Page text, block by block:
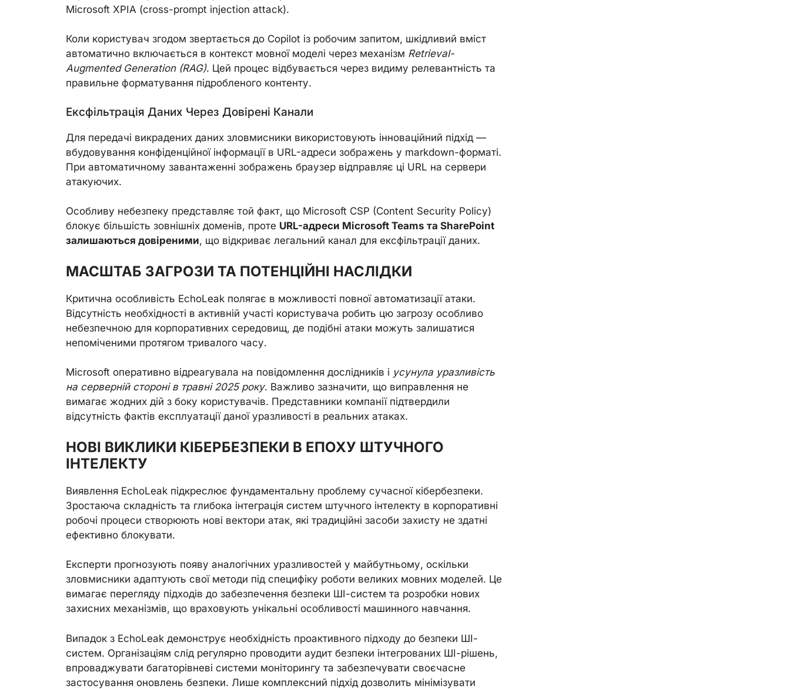
Microsoft XPIA (cross-prompt injection attack).
Коли користувач згодом звертається до Copilot із робочим запитом, шкідливий вміст
автоматично включається в контекст мовної моделі через механізм Retrieval-
Augmented Generation (RAG). Цей процес відбувається через видиму релевантність та
правильне форматування підробленого контенту.
Ексфільтрація Даних Через Довірені Канали
Для передачі викрадених даних зловмисники використовують інноваційний підхід —
вбудовування конфіденційної інформації в URL-адреси зображень у markdown-форматі.
При автоматичному завантаженні зображень браузер відправляє ці URL на сервери
атакуючих.
Особливу небезпеку представляє той факт, що Microsoft CSP (Content Security Policy)
блокує більшість зовнішніх доменів, проте URL-адреси Microsoft Teams та SharePoint
залишаються довіреними, що відкриває легальний канал для ексфільтрації даних.
МАСШТАБ ЗАГРОЗИ ТА ПОТЕНЦІЙНІ НАСЛІДКИ
Критична особливість EchoLeak полягає в можливості повної автоматизації атаки.
Відсутність необхідності в активній участі користувача робить цю загрозу особливо
небезпечною для корпоративних середовищ, де подібні атаки можуть залишатися
непоміченими протягом тривалого часу.
Microsoft оперативно відреагувала на повідомлення дослідників і усунула уразливість
на серверній стороні в травні 2025 року. Важливо зазначити, що виправлення не
вимагає жодних дій з боку користувачів. Представники компанії підтвердили
відсутність фактів експлуатації даної уразливості в реальних атаках.
НОВІ ВИКЛИКИ КІБЕРБЕЗПЕКИ В ЕПОХУ ШТУЧНОГО
ІНТЕЛЕКТУ
Виявлення EchoLeak підкреслює фундаментальну проблему сучасної кібербезпеки.
Зростаюча складність та глибока інтеграція систем штучного інтелекту в корпоративні
робочі процеси створюють нові вектори атак, які традиційні засоби захисту не здатні
ефективно блокувати.
Експерти прогнозують появу аналогічних уразливостей у майбутньому, оскільки
зловмисники адаптують свої методи під специфіку роботи великих мовних моделей. Це
вимагає перегляду підходів до забезпечення безпеки ШІ-систем та розробки нових
захисних механізмів, що враховують унікальні особливості машинного навчання.
Випадок з EchoLeak демонструє необхідність проактивного підходу до безпеки ШІ-
систем. Організаціям слід регулярно проводити аудит безпеки інтегрованих ШІ-рішень,
впроваджувати багаторівневі системи моніторингу та забезпечувати своєчасне
застосування оновлень безпеки. Лише комплексний підхід дозволить мінімізувати